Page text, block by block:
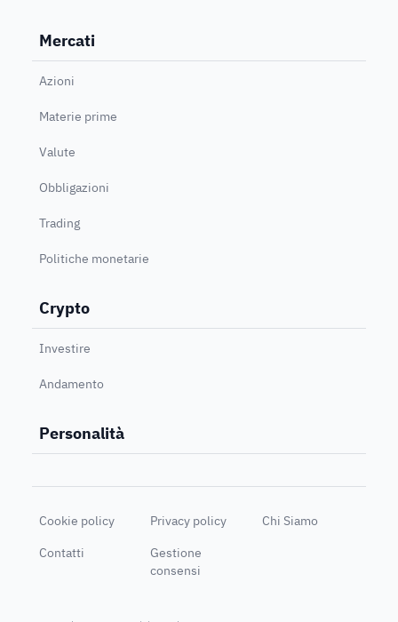
Mercati
Azioni
Materie prime
Valute
Obbligazioni
Trading
Politiche monetarie
Crypto
Investire
Andamento
Personalità
Cookie policy Privacy policy
Chi Siamo
Contatti
Gestione
consensi